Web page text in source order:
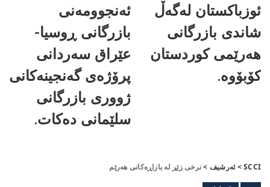
ئوزباکستان لەگەڵ
شاندی بازرگانی
هەرێمی کوردستان
کۆبۆوە.
ئەنجوومەنی
بازرگانی ڕوسیا-
عێراق سەردانی
پرۆژەی گەنجینەکانی
ژووری بازرگانی
سلێمانی دەکات.
SCCI
>ئەرشیف >نرخی زێڕ لە بازاڕەکانی هەرێم